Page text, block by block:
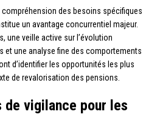
compréhension des besoins spécifiques
un avantage concurrentiel majeur.
une veille active sur l’évolution
et une analyse fine des comportements
d’identifier les opportunités les plus
de revalorisation des pensions.
de vigilance pour les